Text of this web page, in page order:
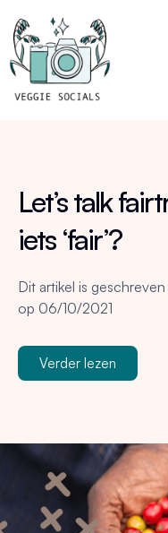
Let’s talk
iets ‘fair’?
Dit artikel is
op 06/10/2021
Verder lezen